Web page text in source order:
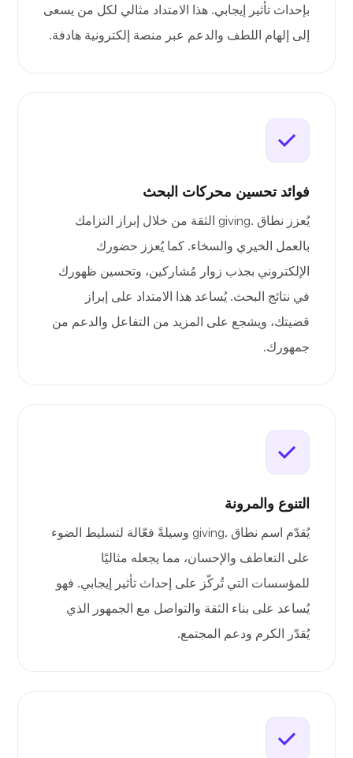
بإحداث تأثير إيجابي. هذا الامتداد مثالي لكل من يسعى
إلى إلهام اللطف والدعم عبر منصة إلكترونية هادفة.
فوائد تحسين محركات البحث
يُعزز نطاق .giving الثقة من خلال إبراز التزامك
بالعمل الخيري والسخاء. كما يُعزز حضورك
الإلكتروني بجذب زوار مُشاركين، وتحسين ظهورك
في نتائج البحث. يُساعد هذا الامتداد على إبراز
قضيتك، ويشجع على المزيد من التفاعل والدعم من
جمهورك.
التنوع والمرونة
يُقدّم اسم نطاق .giving وسيلةً فعّالة لتسليط الضوء
على التعاطف والإحسان، مما يجعله مثاليًا
للمؤسسات التي تُركّز على إحداث تأثير إيجابي. فهو
يُساعد على بناء الثقة والتواصل مع الجمهور الذي
يُقدّر الكرم ودعم المجتمع.